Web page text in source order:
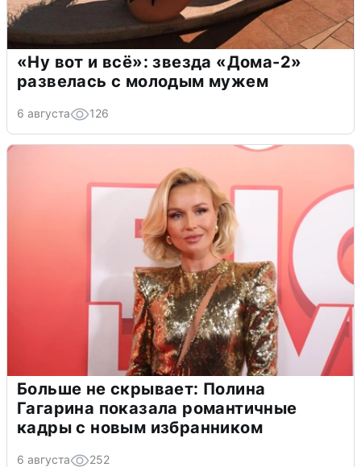
«Ну вот и всё»: звезда «Дома-2»
развелась с молодым мужем
6 августа 126
Больше не скрывает: Полина
Гагарина показала романтичные
кадры с новым избранником
6 августа 252